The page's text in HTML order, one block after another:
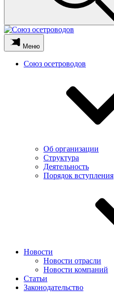
Меню
Союз осетроводов
Об организации
Структура
Деятельность
Порядок вступления
Новости
Новости отрасли
Новости компаний
Статьи
Законодательство